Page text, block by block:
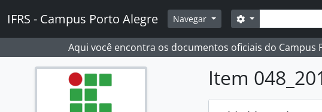
IFRS - Campus Porto Alegre Navegar Buscar
Opções de busca
Aqui você encontra os documentos oficiais do Campus
Item